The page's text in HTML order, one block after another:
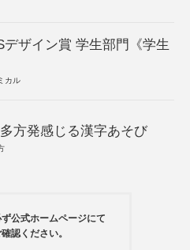
デザイン賞 学生部門《学生
カル
方発感じる漢字あそび
公式ホームページにて
認ください。